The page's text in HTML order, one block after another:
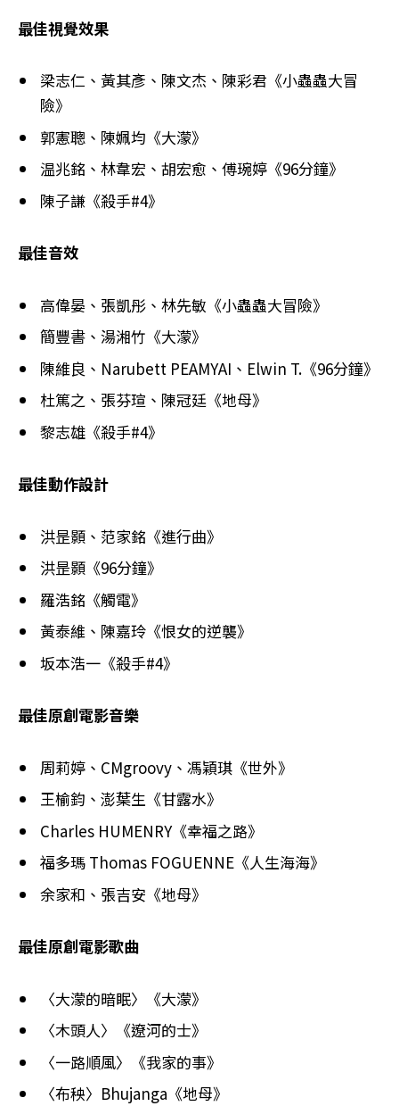
最佳視覺效果
梁志仁、黃其彥、陳文杰、陳彩君《小蟲蟲大冒
險》
郭憲聰、陳姵均《大濛》
温兆銘、林韋宏、胡宏愈、傅琬婷《96分鐘》
陳子謙《殺手#4》
最佳音效
高偉晏、張凱彤、林先敏《小蟲蟲大冒險》
簡豐書、湯湘竹《大濛》
陳維良、Narubett PEAMYAI、Elwin T.《96分鐘》
杜篤之、張芬瑄、陳冠廷《地母》
黎志雄《殺手#4》
最佳動作設計
洪昰顥、范家銘《進行曲》
洪昰顥《96分鐘》
羅浩銘《觸電》
黃泰維、陳嘉玲《恨女的逆襲》
坂本浩一《殺手#4》
最佳原創電影音樂
周莉婷、CMgroovy、馮穎琪《世外》
王榆鈞、澎葉生《甘露水》
Charles HUMENRY《幸福之路》
福多瑪 Thomas FOGUENNE《人生海海》
余家和、張吉安《地母》
最佳原創電影歌曲
〈大濛的暗眠〉《大濛》
〈木頭人〉《遼河的士》
〈一路順風〉《我家的事》
〈布秧〉Bhujanga《地母》